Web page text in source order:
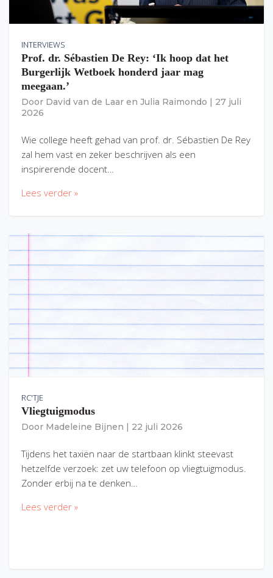
INTERVIEWS
Prof. dr. Sébastien De Rey: ‘Ik hoop dat het
Burgerlijk Wetboek honderd jaar mag
meegaan.’
Door David van de Laar en Julia Raimondo
27 juli
2026
Wie college heeft gehad van prof. dr. Sébastien De Rey
zal hem vast en zeker beschrijven als een
inspirerende docent…
Lees verder »
RC'TJE
Vliegtuigmodus
Door Madeleine Bijnen 22 juli 2026
Tijdens het taxiën naar de startbaan klinkt steevast
hetzelfde verzoek: zet uw telefoon op vliegtuigmodus.
Zonder erbij na te denken…
Lees verder »